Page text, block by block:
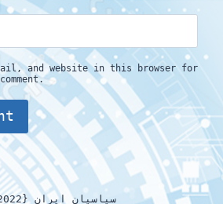
and website in this browser for
© {2022} سیاسیان ایران